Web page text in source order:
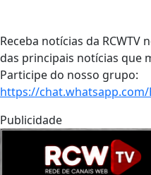
Receba notícias da
das principais notícias que
Participe do nosso grupo:
https://chat.whatsapp.com/
Publicidade